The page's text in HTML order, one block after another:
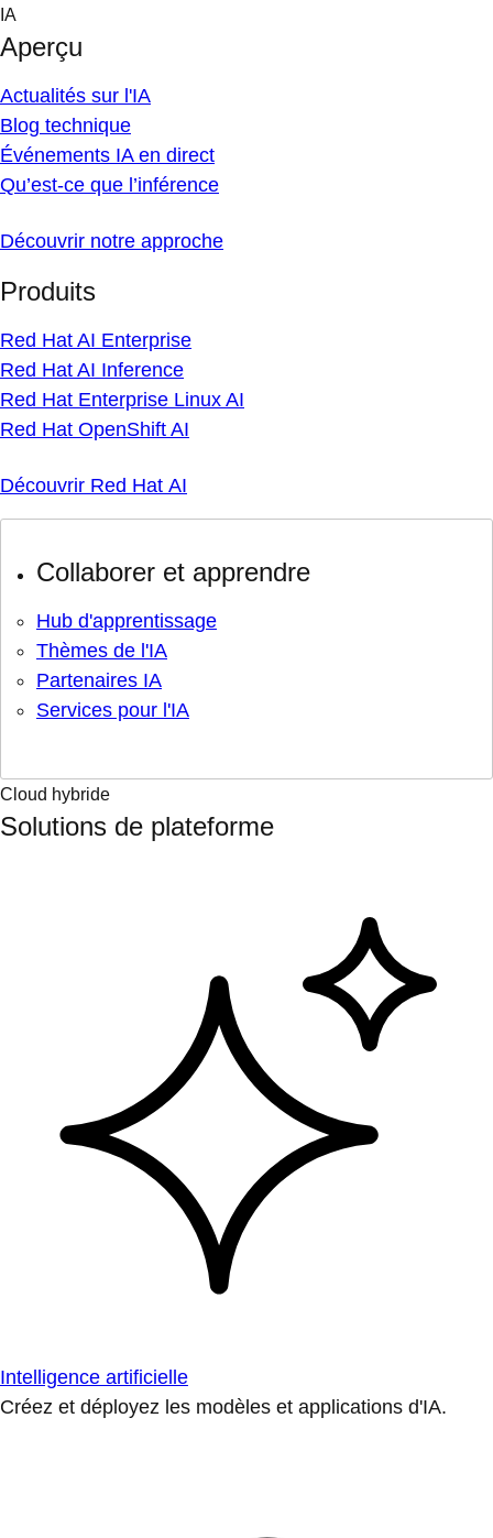
Skip
content
IA
Aperçu
Actualités sur l'IA
Blog technique
Événements IA en direct
Qu’est-ce que l’inférence
Découvrir notre approche
Produits
Red Hat AI Enterprise
Red Hat AI Inference
Red Hat Enterprise Linux AI
Red Hat OpenShift AI
Découvrir Red Hat AI
Collaborer et apprendre
Hub d'apprentissage
Thèmes de l'IA
Partenaires IA
Services pour l'IA
Cloud hybride
Solutions de plateforme
Intelligence artificielle
Créez et déployez les modèles et applications d'IA.